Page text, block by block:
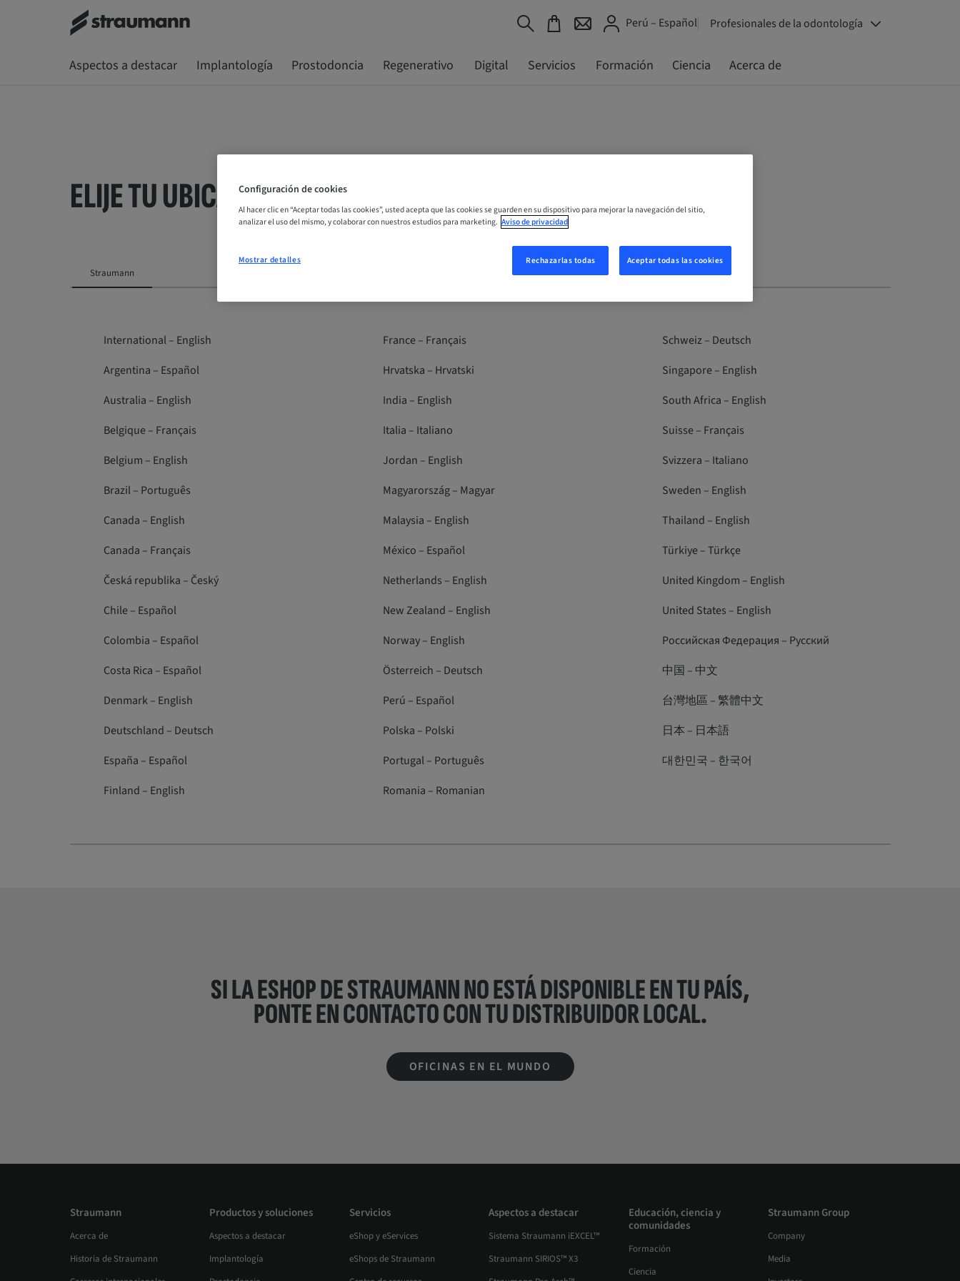
Perú – Español Profesionales de la odontología
Aspectos a destacar Implantología Prostodoncia Regenerativo Digital Servicios Formación Ciencia Acerca de
ELIJE TU UBICACIÓN
Straumann
International – English
Argentina – Español
Australia – English
Belgique – Français
Belgium – English
Brazil – Português
Canada – English
Canada – Français
Česká republika – Český
Chile – Español
Colombia – Español
Costa Rica – Español
Denmark – English
Deutschland – Deutsch
España – Español
Finland – English
France – Français
Hrvatska – Hrvatski
India – English
Italia – Italiano
Jordan – English
Magyarország – Magyar
Malaysia – English
México – Español
Netherlands – English
New Zealand – English
Norway – English
Österreich – Deutsch
Perú – Español
Polska – Polski
Portugal – Português
Romania – Romanian
Schweiz – Deutsch
Singapore – English
South Africa – English
Suisse – Français
Svizzera – Italiano
Sweden – English
Thailand – English
Türkiye – Türkçe
United Kingdom – English
United States – English
Российская Федерация – Русский
中国 – 中文
台灣地區 – 繁體中文
日本 – 日本語
대한민국 – 한국어
SI LA ESHOP DE STRAUMANN NO ESTÁ DISPONIBLE EN TU PAÍS,
PONTE EN CONTACTO CON TUDISTRIBUIDOR LOCAL.
OFICINAS EN EL MUNDO
Straumann
Acerca de
Historia de Straumann
Productos y soluciones
Aspectos a destacar
Implantología
Servicios
eShop y eServices
eShops de Straumann
Aspectos a destacar
Sistema Straumann iEXCEL™
Straumann SIRIOS™ X3
Educación, ciencia y
comunidades
Formación
Ciencia
Straumann Group
Company
Media
Configuración de cookies
Al hacer clic en “Aceptar todas las cookies”, usted acepta que las cookies se guarden en su dispositivo para mejorar la navegación del sitio,
analizar el uso del mismo, y colaborar con nuestros estudios para marketing. Aviso de privacidad
Rechazarlas todas Aceptar todas las cookies
Mostrar detalles